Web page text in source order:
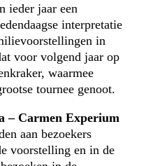
ieder jaar een
interpretatie
in
voor volgend jaar op
waarmee
tournee genoot.
– Carmen Experium
aan bezoekers
voorstelling en in de